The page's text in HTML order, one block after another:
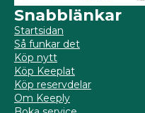
Snabblänkar
Startsidan
Så funkar det
Köp nytt
Köp Keeplat
Köp reservdelar
Om Keeply